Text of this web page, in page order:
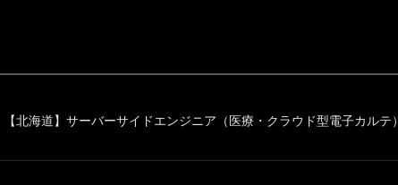
【北海道】サーバーサイドエンジニア（医療・クラウド型電子カルテ）